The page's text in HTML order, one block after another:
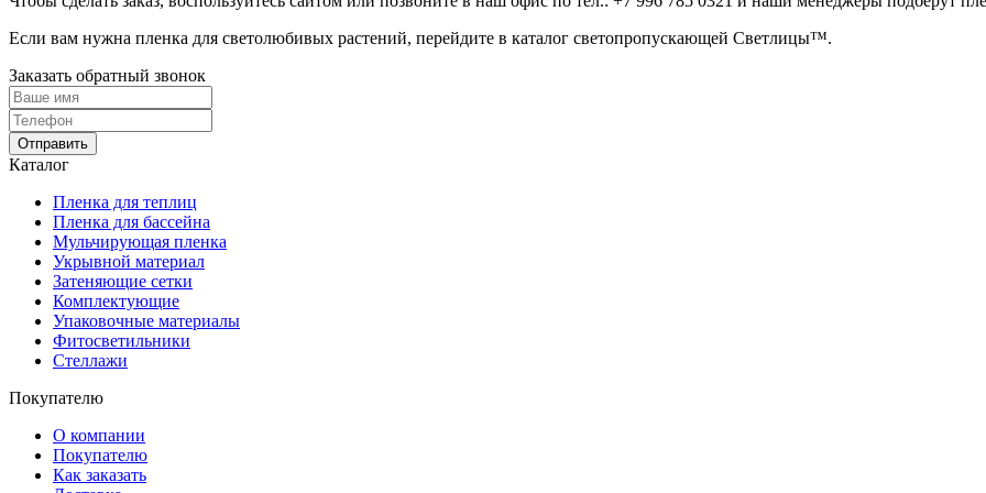
Если вам нужна пленка для светолюбивых растений, перейдите в каталог светопропускающей Светлицы™.
Заказать обратный звонок
Отправить
Каталог
Пленка для теплиц
Пленка для бассейна
Мульчирующая пленка
Укрывной материал
Затеняющие сетки
Комплектующие
Упаковочные материалы
Фитосветильники
Стеллажи
Покупателю
О компании
Покупателю
Как заказать